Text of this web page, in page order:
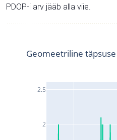
PDOP-i arv jääb alla viie.
2
2.5
Geomeetriline täpsuse